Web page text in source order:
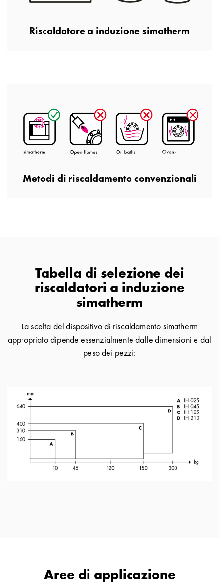
Riscaldatore a induzione simatherm
Metodi di riscaldamento convenzionali
Tabella di selezione dei
riscaldatori a induzione
simatherm
La scelta del dispositivo di riscaldamento simatherm
appropriato dipende essenzialmente dalle dimensioni e dal
peso dei pezzi:
Aree di applicazione